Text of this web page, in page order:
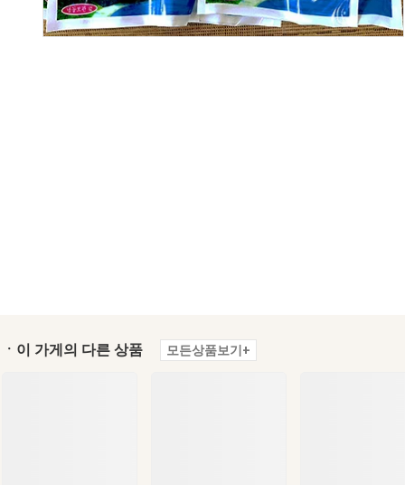
ㆍ이 가게의 다른 상품 모든상품보기+